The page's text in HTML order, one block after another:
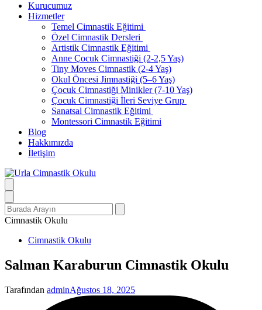
Kurucumuz
Hizmetler
Temel Cimnastik Eğitimi
Özel Cimnastik Dersleri
Artistik Cimnastik Eğitimi
Anne Çocuk Cimnastiği (2-2,5 Yaş)
Tiny Moves Cimnastik (2-4 Yaş)
Okul Öncesi Jimnastiği (5–6 Yaş)
Çocuk Cimnastiği Minikler (7-10 Yaş)
Çocuk Cimnastiği İleri Seviye Grup
Sanatsal Cimnastik Eğitimi
Montessori Cimnastik Eğitimi
Blog
Hakkımızda
İletişim
Search
for:
Cimnastik Okulu
YayınlananCimnastik Okulu
Salman Karaburun Cimnastik Okulu
Tarafından adminAğustos 18, 2025